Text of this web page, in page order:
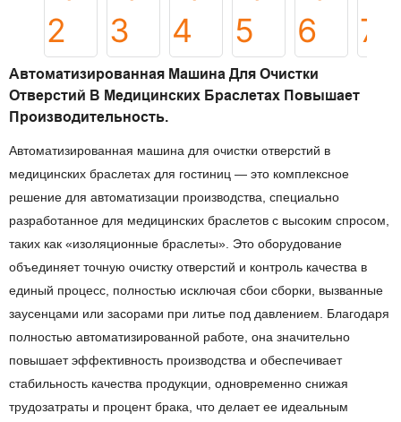
Автоматизированная Машина Для Очистки
Отверстий В Медицинских Браслетах Повышает
Производительность.
Автоматизированная машина для очистки отверстий в
медицинских браслетах для гостиниц — это комплексное
решение для автоматизации производства, специально
разработанное для медицинских браслетов с высоким спросом,
таких как «изоляционные браслеты». Это оборудование
объединяет точную очистку отверстий и контроль качества в
единый процесс, полностью исключая сбои сборки, вызванные
заусенцами или засорами при литье под давлением. Благодаря
полностью автоматизированной работе, она значительно
повышает эффективность производства и обеспечивает
стабильность качества продукции, одновременно снижая
трудозатраты и процент брака, что делает ее идеальным